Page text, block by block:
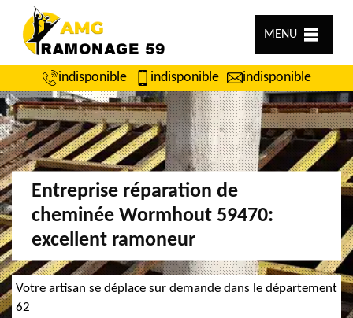
MENU
indisponible indisponible indisponible
Entreprise réparation de
cheminée Wormhout 59470:
excellent ramoneur
Votre artisan se déplace sur demande dans le département
62